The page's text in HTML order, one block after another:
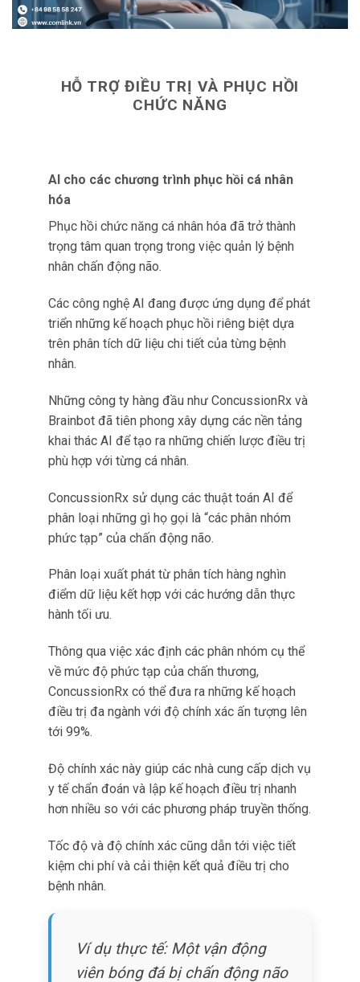
Các công nghệ AI đang được ứng dụng để phát
nhân.
phù hợp với từng cá nhân.
ConcussionRx sử dụng các thuật toán AI để
phân loại những gì họ gọi là “các phân nhóm
phức tạp” của chấn động não.
Phân loại xuất phát từ phân tích hàng nghìn
điểm dữ liệu kết hợp với các hướng dẫn thực
hành tối ưu.
về mức độ phức tạp của chấn thương,
ConcussionRx có thể đưa ra những kế hoạch
điều trị đa ngành với độ chính xác ấn tượng lên
tới 99%.
Độ chính xác này giúp các nhà cung cấp dịch vụ
y tế chẩn đoán và lập kế hoạch điều trị nhanh
hơn nhiều so với các phương pháp truyền thống.
Tốc độ và độ chính xác cũng dẫn tới việc tiết
kiệm chi phí và cải thiện kết quả điều trị cho
bệnh nhân.
Ví dụ thực tế: Một vận động
viên bóng đá bị chấn động não
có thể được hệ thống phân
nhóm “phức tạp về thăng
bằng”.
Từ đó được đề xuất chương trình phục hồi tập
trung vào các bài tập thăng bằng kết hợp với
liệu pháp nhãn khoa, thay vì
trình chung cho
Brainbot có cách tiếp cận hơi khác nhưng bổ